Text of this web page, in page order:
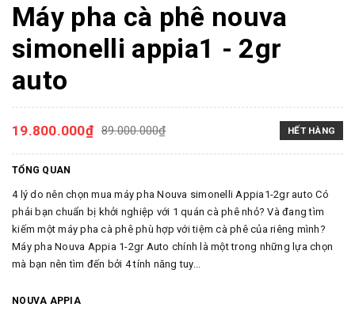
Máy pha cà phê nouva
simonelli appia1 - 2gr
auto
19.800.000₫ 89.000.000₫ HẾT HÀNG
TỔNG QUAN
4 lý do nên chọn mua máy pha Nouva simonelli Appia1-2gr auto Có
phải bạn chuẩn bị khởi nghiệp với 1 quán cà phê nhỏ? Và đang tìm
kiếm một máy pha cà phê phù hợp với tiệm cà phê của riêng mình?
Máy pha Nouva Appia 1-2gr Auto chính là một trong những lựa chọn
mà bạn nên tìm đến bởi 4 tính năng tuy...
NOUVA APPIA